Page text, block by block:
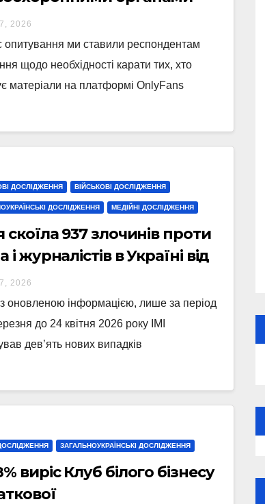
за публікацію
на OnlyFans
2026
опитування ми ставили респондентам
щодо необхідності карати тих, хто
матеріали на платформі OnlyFans
ДОСЛІДЖЕННЯ ВІЙСЬКОВІ ДОСЛІДЖЕННЯ
ДОСЛІДЖЕННЯ МЕДІЙНІ ДОСЛІДЖЕННЯ
скоїла 937 злочинів проти
і журналістів в Україні від
вторгнення
2026
з оновленою інформацією, лише за період
до 24 квітня 2026 року ІМІ
дев’ять нових випадків
ЗАГАЛЬНОУКРАЇНСЬКІ ДОСЛІДЖЕННЯ
виріс Клуб білого бізнесу